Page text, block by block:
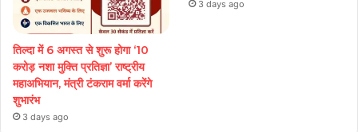
तिल्दा में 6 अगस्त से शुरू होगा ‘10
करोड़ नशा मुक्ति प्रतिज्ञा’ राष्ट्रीय
महाअभियान, मंत्री टंकराम वर्मा करेंगे
शुभारंभ
3 days ago
3 days ago